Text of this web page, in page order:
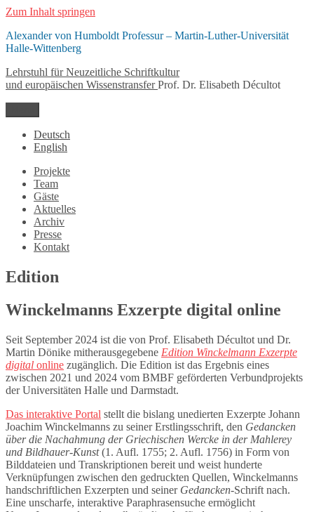
Zum Inhalt springen
Alexander von Humboldt Professur – Martin-Luther-Universität
Halle-Wittenberg
Lehrstuhl für Neuzeitliche Schriftkultur
und europäischen WissenstransferProf. Dr. Elisabeth Décultot
Deutsch
English
Projekte
Team
Gäste
Aktuelles
Archiv
Presse
Kontakt
Edition
Winckelmanns Exzerpte digital online
Seit September 2024 ist die von Prof. Elisabeth Décultot und Dr.
Martin Dönike mitherausgegebene Edition Winckelmann Exzerpte
digital online zugänglich. Die Edition ist das Ergebnis eines
zwischen 2021 und 2024 vom BMBF geförderten Verbundprojekts
der Universitäten Halle und Darmstadt.
Das interaktive Portal stellt die bislang unedierten Exzerpte Johann
Joachim Winckelmanns zu seiner Erstlingsschrift, den Gedancken
über die Nachahmung der Griechischen Wercke in der Mahlerey
und Bildhauer-Kunst(1. Aufl. 1755; 2. Aufl. 1756) in Form von
Bilddateien und Transkriptionen bereit und weist hunderte
Verknüpfungen zwischen den gedruckten Quellen, Winckelmanns
handschriftlichen Exzerpten und seiner Gedancken-Schrift nach.
Eine unscharfe, interaktive Paraphrasensuche ermöglicht